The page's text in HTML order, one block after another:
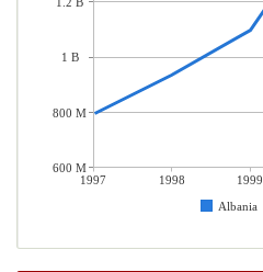
1997 1998 1999
Albania
1 B
800 M
600 M